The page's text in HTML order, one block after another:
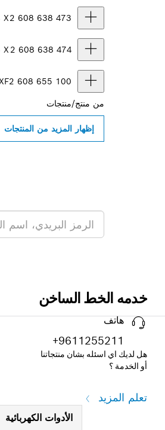
2 608 638 473
X
2 608 638 474
X
2 608 655 100
من منتج/منتجات
إظهار المزيد من المنتجات
خدمه الخط الساخن
هاتف
+9611255211
هل لديك اي اسئله بشان منتجاتنا
أو الخدمة ؟
تعلم المزيد
الأدوات الكهربائية